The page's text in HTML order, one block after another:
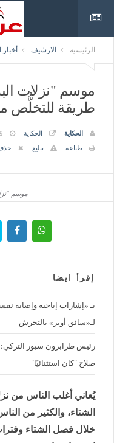
الرئيسية الارشيف أخبار
طريقة للتخلُّص
الحكاية الحكاية
طباعة
تبليغ
موسم "نزلات
إقرأ ايضا
بـ «إشارات إباحية وإصابة
لـ«سائق أوبر» بالتحرش
رئيس طرابزون سبور التركي:
صلاح "كان استثنائيًا"
يُعاني أغلب الناس من
الشتاء، والكثير من
خلال فصل الشتاء